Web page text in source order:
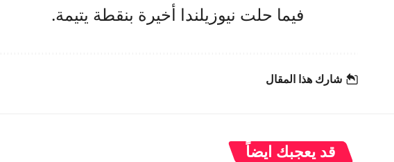
فيما حلت نيوزيلندا أخيرة بنقطة يتيمة.
شارك هذا المقال
قد يعجبك ايضاً